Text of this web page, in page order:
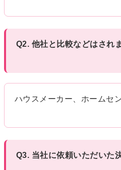
Q2. 他社と比較などはされ
ハウスメーカー、ホームセ
Q3. 当社に依頼いただいた